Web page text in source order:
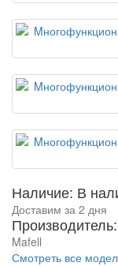
Наличие: В
Доставим за 2 дня
Производитель:
Mafell
Смотреть все